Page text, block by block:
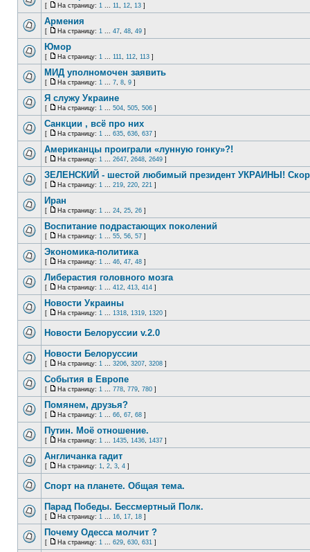
[ На страницу: 1 ... 11, 12, 13 ]
Армения
[ На страницу: 1 ... 47, 48, 49 ]
Юмор
[ На страницу: 1 ... 111, 112, 113 ]
МИД уполномочен заявить
[ На страницу: 1 ... 7, 8, 9 ]
Я служу Украине
[ На страницу: 1 ... 504, 505, 506 ]
Санкции , всё про них
[ На страницу: 1 ... 635, 636, 637 ]
Американцы проиграли «лунную гонку»?!
[ На страницу: 1 ... 2647, 2648, 2649 ]
ЗЕЛЕНСКИЙ - шестой любимый президент УКРАИНЫ!
[ На страницу: 1 ... 219, 220, 221 ]
Иран
[ На страницу: 1 ... 24, 25, 26 ]
Воспитание подрастающих поколений
[ На страницу: 1 ... 55, 56, 57 ]
Экономика-политика
[ На страницу: 1 ... 46, 47, 48 ]
Либерастия головного мозга
[ На страницу: 1 ... 412, 413, 414 ]
Новости Украины
[ На страницу: 1 ... 1318, 1319, 1320 ]
Новости Белоруссии v.2.0
Новости Белоруссии
[ На страницу: 1 ... 3206, 3207, 3208 ]
События в Европе
[ На страницу: 1 ... 778, 779, 780 ]
Помянем, друзья?
[ На страницу: 1 ... 66, 67, 68 ]
Путин. Моё отношение.
[ На страницу: 1 ... 1435, 1436, 1437 ]
Англичанка гадит
[ На страницу: 1, 2, 3, 4 ]
Спорт на планете. Общая тема.
Парад Победы. Бессмертный Полк.
[ На страницу: 1 ... 16, 17, 18 ]
Почему Одесса молчит ?
[ На страницу: 1 ... 629, 630, 631 ]